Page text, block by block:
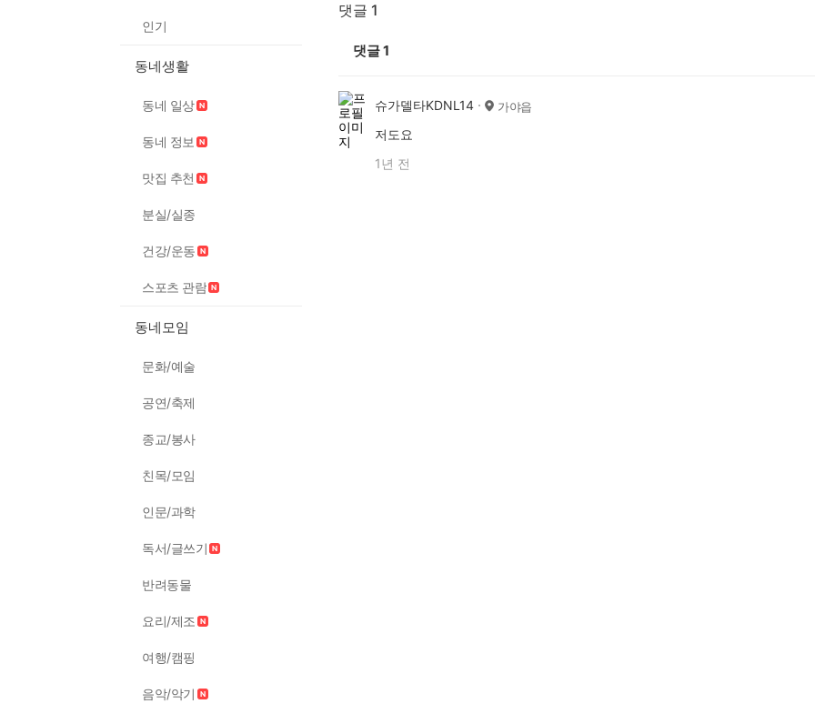
인기
동네생활
동네 일상
동네 정보
맛집 추천
분실/실종
건강/운동
스포츠 관람
동네모임
문화/예술
공연/축제
종교/봉사
친목/모임
인문/과학
독서/글쓰기
반려동물
요리/제조
여행/캠핑
음악/악기
댓글 1
댓글1
슈가델타KDNL14 가야읍
저도요
1년 전